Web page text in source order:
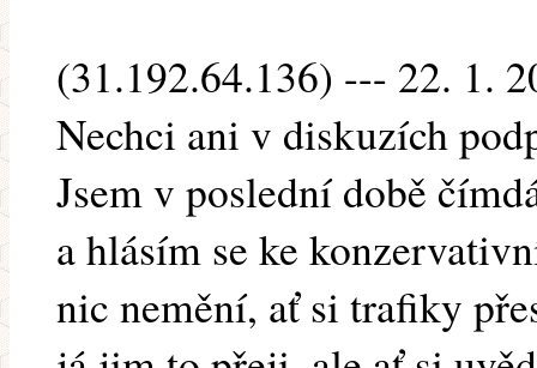
(31.192.64.136) --- 22. 1.
Nechci ani v diskuzích
Jsem v poslední době
a hlásím se ke
nic nemění, ať si trafiky